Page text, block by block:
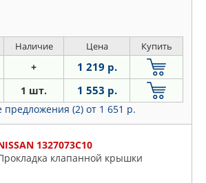
Наличие Цена Купить
+ 1 219 р.
1 шт. 1 553 р.
предложения (2) от 1 651 р.
1327073C10
клапанной крышки